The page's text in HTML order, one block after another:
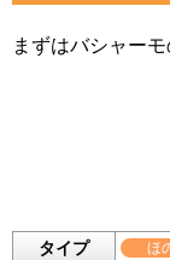
まずはバシャー
タイプ ほ